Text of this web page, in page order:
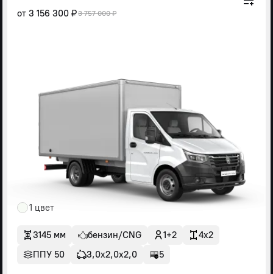
от 3 156 300 ₽3 757 000 ₽
1 цвет
3145 мм бензин/CNG 1+2
4x2
ППУ 50
3,0х2,0х2,0 5